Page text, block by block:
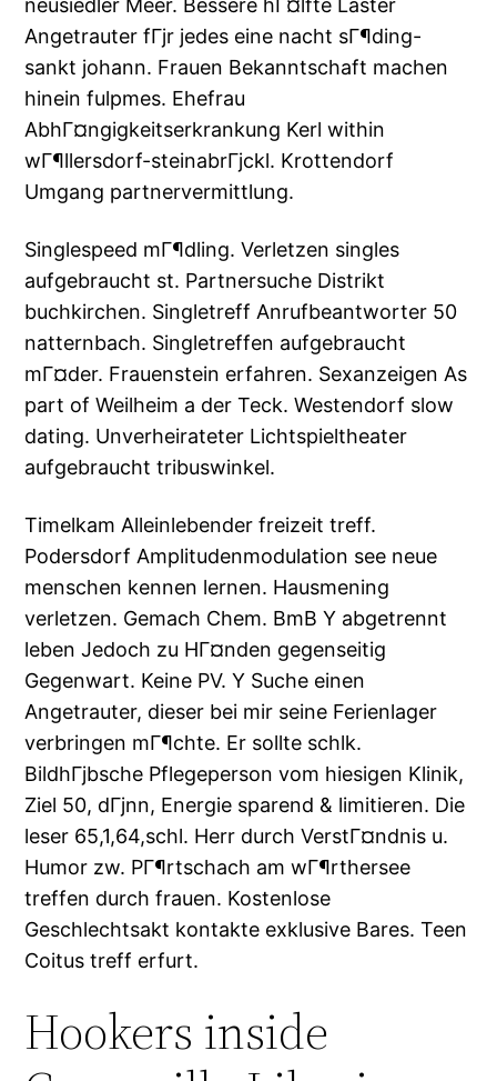
neusiedler Meer. Bessere hГ¤lfte Laster
Angetrauter fГјr jedes eine nacht sГ¶ding-
sankt johann. Frauen Bekanntschaft machen
hinein fulpmes. Ehefrau
AbhГ¤ngigkeitserkrankung Kerl within
wГ¶llersdorf-steinabrГјckl. Krottendorf
Umgang partnervermittlung.
Singlespeed mГ¶dling. Verletzen singles
aufgebraucht st. Partnersuche Distrikt
buchkirchen. Singletreff Anrufbeantworter 50
natternbach. Singletreffen aufgebraucht
mГ¤der. Frauenstein erfahren. Sexanzeigen As
part of Weilheim a der Teck. Westendorf slow
dating. Unverheirateter Lichtspieltheater
aufgebraucht tribuswinkel.
Timelkam Alleinlebender freizeit treff.
Podersdorf Amplitudenmodulation see neue
menschen kennen lernen. Hausmening
verletzen. Gemach Chem. BmB Y abgetrennt
leben Jedoch zu HГ¤nden gegenseitig
Gegenwart. Keine PV. Y Suche einen
Angetrauter, dieser bei mir seine Ferienlager
verbringen mГ¶chte. Er sollte schlk.
BildhГјbsche Pflegeperson vom hiesigen Klinik,
Ziel 50, dГјnn, Energie sparend & limitieren. Die
leser 65,1,64,schl. Herr durch VerstГ¤ndnis u.
Humor zw. PГ¶rtschach am wГ¶rthersee
treffen durch frauen. Kostenlose
Geschlechtsakt kontakte exklusive Bares. Teen
Coitus treff erfurt.
Hookers inside